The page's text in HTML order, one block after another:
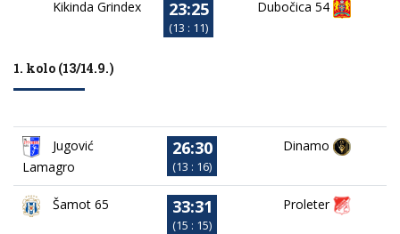
Kikinda Grindex 23:25
(13 : 11)
Dubočica 54
1. kolo (13/14.9.)
Jugović
Lamagro
26:30
(13 : 16)
Dinamo
Šamot 65 33:31
(15 : 15)
Proleter